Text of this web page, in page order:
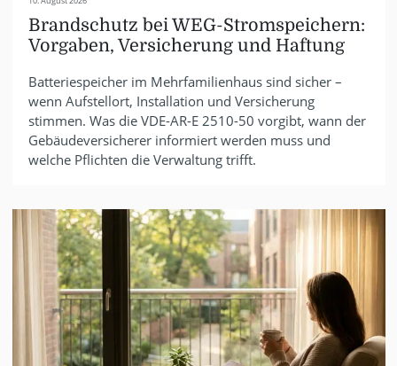
Brandschutz bei WEG-Stromspeichern:
Vorgaben, Versicherung und Haftung
Batteriespeicher im Mehrfamilienhaus sind sicher –
wenn Aufstellort, Installation und Versicherung
stimmen. Was die VDE-AR-E 2510-50 vorgibt, wann der
Gebäudeversicherer informiert werden muss und
welche Pflichten die Verwaltung trifft.